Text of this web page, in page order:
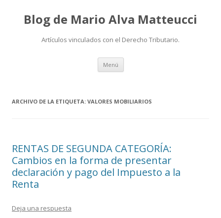
Blog de Mario Alva Matteucci
Artículos vinculados con el Derecho Tributario.
Menú Ir
contenido
ARCHIVO DE LA ETIQUETA: VALORES MOBILIARIOS
RENTAS DE SEGUNDA CATEGORÍA:
Cambios en la forma de presentar
declaración y pago del Impuesto a la
Renta
Deja una respuesta